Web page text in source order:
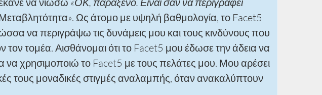
Ως άτομο με υψηλή βαθμολογία, το Facet5
να περιγράψω τις δυνάμεις μου και τους κινδύνους που
τον τομέα. Αισθάνομαι ότι το Facet5 μου έδωσε την άδεια να
να χρησιμοποιώ το Facet5 με τους πελάτες μου. Μου αρέσει
τους μοναδικές στιγμές αναλαμπής, όταν ανακαλύπτουν